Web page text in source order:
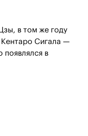
в том же году
Сигала —
появлялся в